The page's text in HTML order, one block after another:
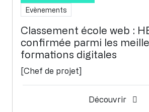
Evènements
Classement école web :
confirmée parmi les
formations digitales
[Chef de projet]
Découvrir